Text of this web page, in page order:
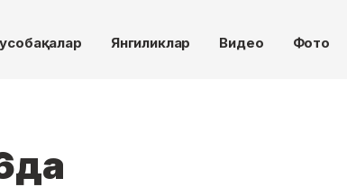
Янгиликлар Видео Фото